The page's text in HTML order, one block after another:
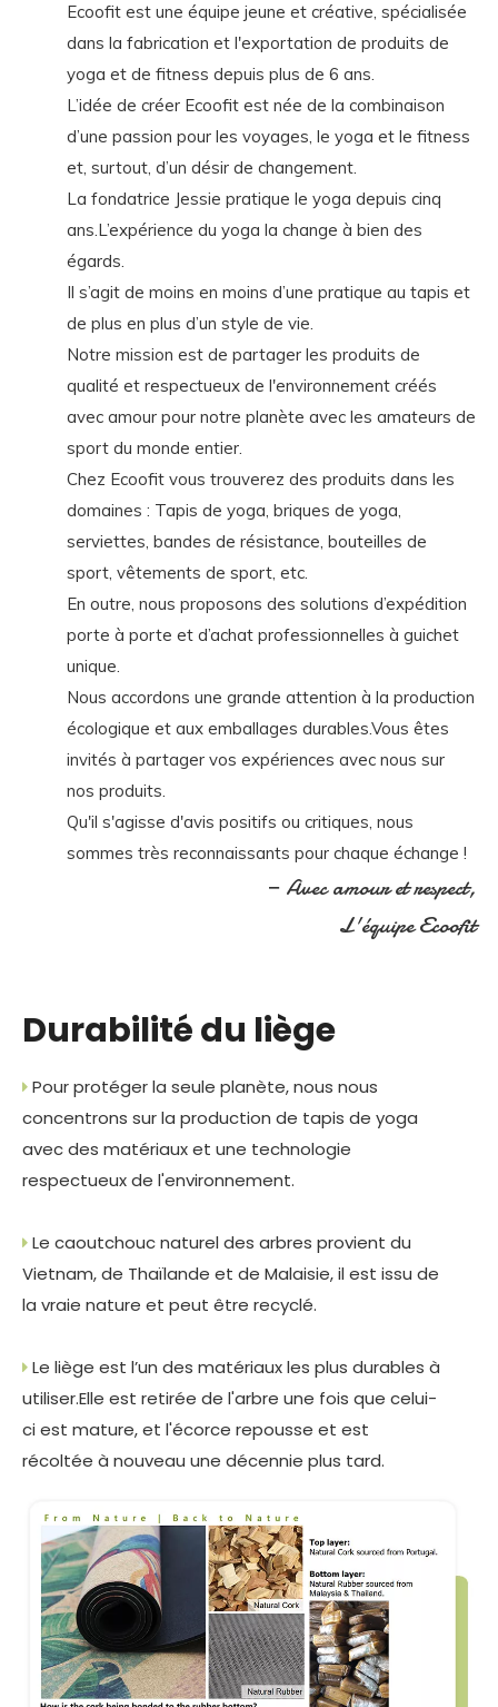
Ecoofit est une équipe jeune et créative, spécialisée
dans la fabrication et l'exportation de produits de
yoga et de fitness depuis plus de 6 ans.
L’idée de créer Ecoofit est née de la combinaison
d’une passion pour les voyages, le yoga et le fitness
et, surtout, d’un désir de changement.
La fondatrice Jessie pratique le yoga depuis cinq
ans.L’expérience du yoga la change à bien des
égards.
Il s’agit de moins en moins d’une pratique au tapis et
de plus en plus d’un style de vie.
Notre mission est de partager les produits de
qualité et respectueux de l'environnement créés
avec amour pour notre planète avec les amateurs de
sport du monde entier.
Chez Ecoofit vous trouverez des produits dans les
domaines : Tapis de yoga, briques de yoga,
serviettes, bandes de résistance, bouteilles de
sport, vêtements de sport, etc.
En outre, nous proposons des solutions d’expédition
porte à porte et d’achat professionnelles à guichet
unique.
Nous accordons une grande attention à la production
écologique et aux emballages durables.Vous êtes
invités à partager vos expériences avec nous sur
nos produits.
Qu'il s'agisse d'avis positifs ou critiques, nous
sommes très reconnaissants pour chaque échange !
— Avec amour et respect,
L'équipe Ecoofit
Durabilité du liège
 Pour protéger la seule planète, nous nous
concentrons sur la production de tapis de yoga
avec des matériaux et une technologie
respectueux de l'environnement.
 Le caoutchouc naturel des arbres provient du
Vietnam, de Thaïlande et de Malaisie, il est issu de
la vraie nature et peut être recyclé.
 Le liège est l’un des matériaux les plus durables à
utiliser.Elle est retirée de l'arbre une fois que celui-
ci est mature, et l'écorce repousse et est
récoltée à nouveau une décennie plus tard.